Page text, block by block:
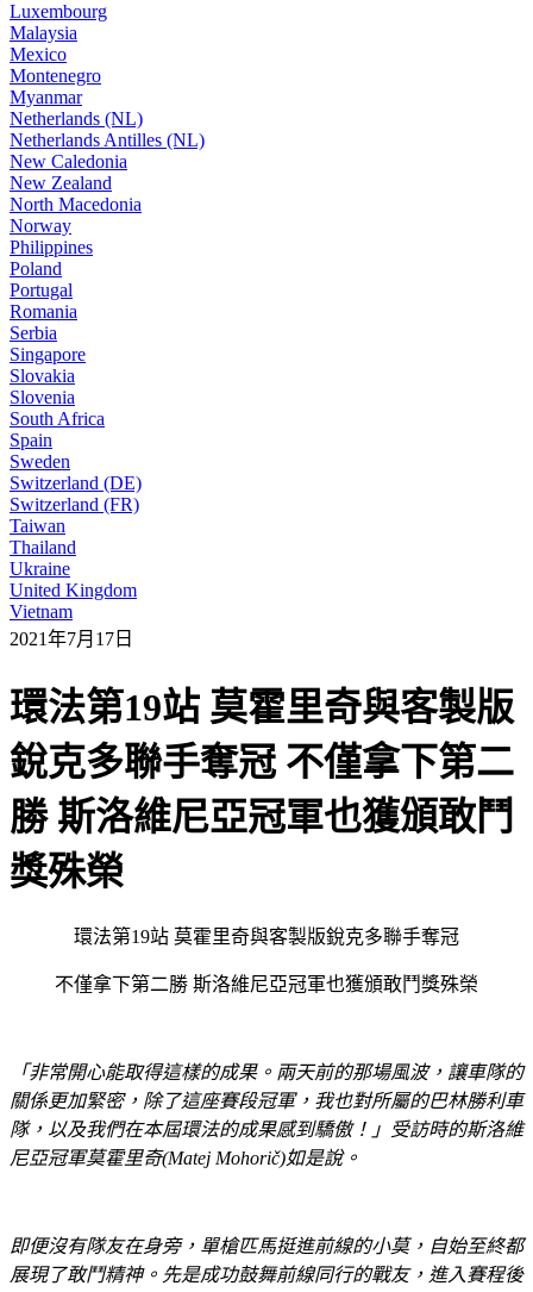
Luxembourg
Malaysia
Mexico
Montenegro
Myanmar
Netherlands (NL)
Netherlands Antilles (NL)
New Caledonia
New Zealand
North Macedonia
Norway
Philippines
Poland
Portugal
Romania
Serbia
Singapore
Slovakia
Slovenia
South Africa
Spain
Sweden
Switzerland (DE)
Switzerland (FR)
Taiwan
Thailand
Ukraine
United Kingdom
Vietnam
2021年7月17日
環法第19站 莫霍里奇與客製版
銳克多聯手奪冠 不僅拿下第二
勝 斯洛維尼亞冠軍也獲頒敢鬥
獎殊榮
環法第19站 莫霍里奇與客製版銳克多聯手奪冠
不僅拿下第二勝 斯洛維尼亞冠軍也獲頒敢鬥獎殊榮
「非常開心能取得這樣的成果。兩天前的那場風波，讓車隊的
關係更加緊密，除了這座賽段冠軍，我也對所屬的巴林勝利車
隊，以及我們在本屆環法的成果感到驕傲！」受訪時的斯洛維
尼亞冠軍莫霍里奇(Matej Mohorič)如是說。
即便沒有隊友在身旁，單槍匹馬挺進前線的小莫，自始至終都
展現了敢鬥精神。先是成功鼓舞前線同行的戰友，進入賽程後